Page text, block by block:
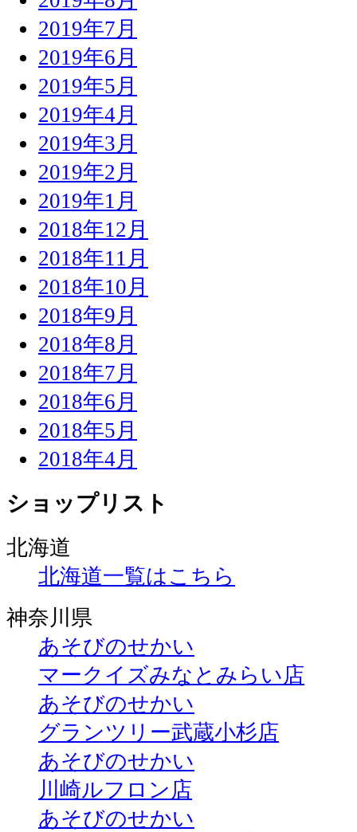
2019年7月
2019年6月
2019年5月
2019年4月
2019年3月
2019年2月
2019年1月
2018年12月
2018年11月
2018年10月
2018年9月
2018年8月
2018年7月
2018年6月
2018年5月
2018年4月
ショップリスト
北海道
北海道一覧はこちら
神奈川県
あそびのせかい
マークイズみなとみらい店
あそびのせかい
グランツリー武蔵小杉店
あそびのせかい
川崎ルフロン店
あそびのせかい